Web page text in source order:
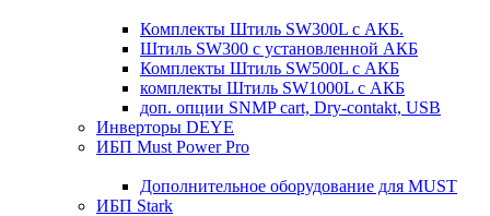
Комплекты Штиль SW300L с АКБ.
Штиль SW300 с установленной АКБ
Комплекты Штиль SW500L с АКБ
комплекты Штиль SW1000L с АКБ
доп. опции SNMP cart, Dry-contakt, USB
Инверторы DEYE
ИБП Must Power Pro
Дополнительное оборудование для MUST
ИБП Stark